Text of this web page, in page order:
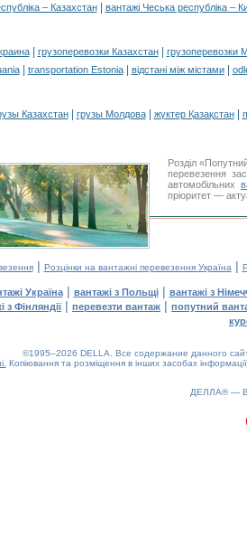
– Казахстан| вантажі Чеська республіка –
| грузоперевозки Казахстан|
грузоперевозки
| transportation Estonia| відстані між містами|
Казахстан| грузы Молдова| жүктер Қазақстан|
Розділ
перевезення
автомобільних
пріоритет —
| Розцінки на вантажні перевезення Україна |
Україна| вантажі з Польщі| вантажі з
з Фінляндії| перевезти вантаж | попутний
©1995–2026 DELLA. Все содержание данного
Копіювання та розміщення в інших засобах
ДЕЛЛА® —